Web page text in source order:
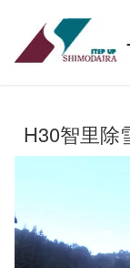
H30智里除